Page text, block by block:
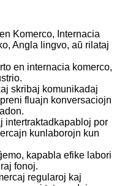
Komerco, Internacia
Angla lingvo, aŭ rilataj
en internacia komerco,
skribaj komunikadaj
fluajn konversaciojn
intertraktadkapabloj por
kunlaborojn kun
kapabla efike labori
fonoj.
regularoj kaj